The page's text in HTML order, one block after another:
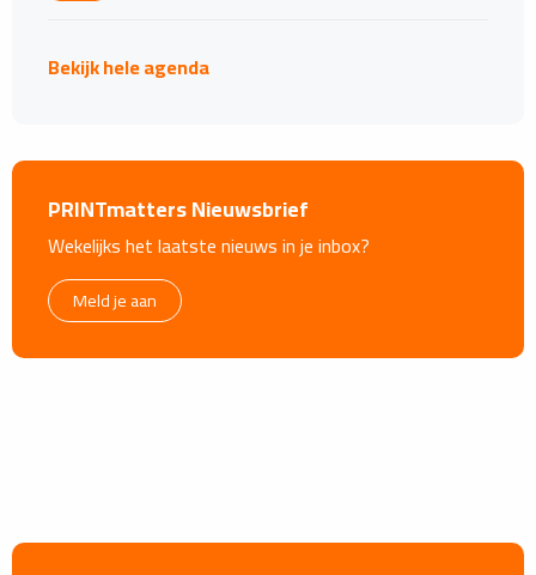
Bekijk hele agenda
PRINTmatters Nieuwsbrief
Wekelijks het laatste nieuws in je inbox?
Meld je aan